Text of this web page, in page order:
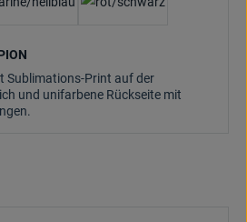
Sublimations-Print auf der
und unifarbene Rückseite mit